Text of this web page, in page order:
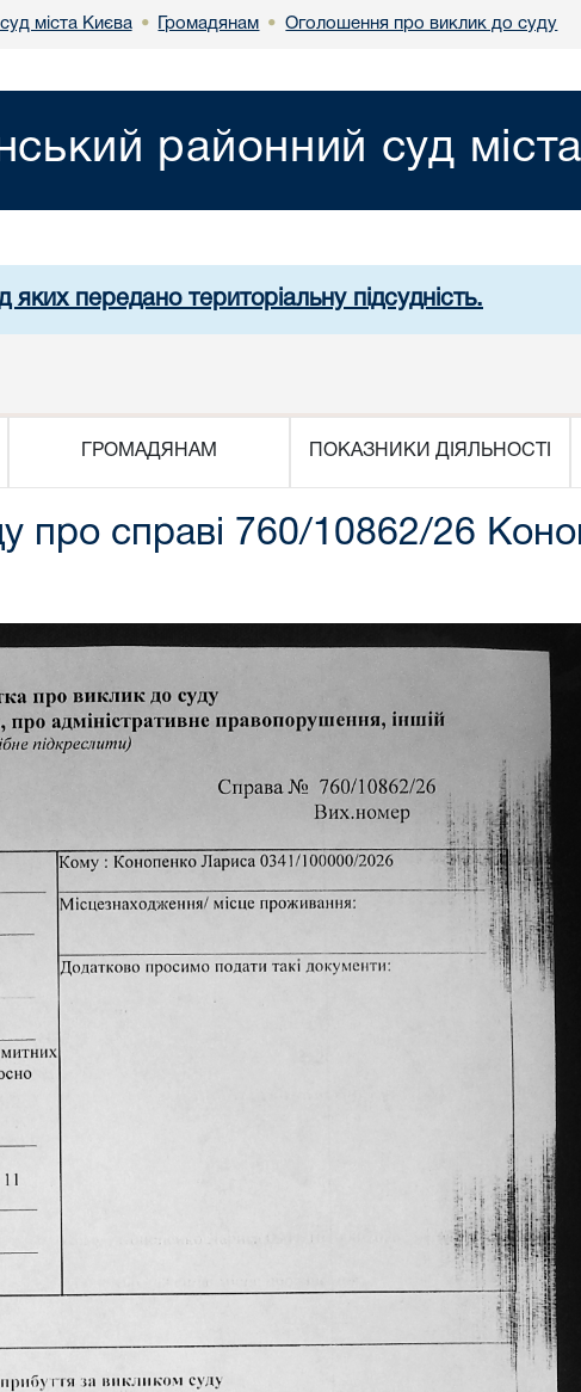
міста Києва • Громадянам • Оголошення про виклик до суду
районний суд
яких передано територіальну підсудність.
ГРОМАДЯНАМ ПОКАЗНИКИ ДІЯЛЬНОСТІ
про справі 760/10862/26